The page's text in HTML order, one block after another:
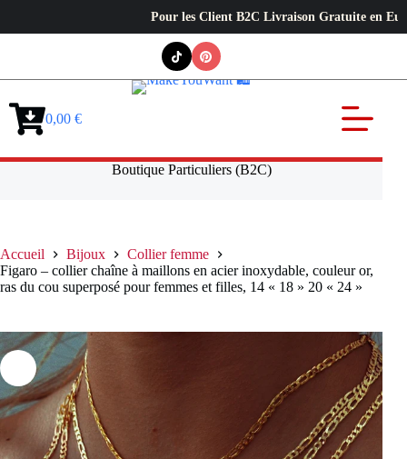
Pour les Client B2C Livraison Gratuite en Europe
Panier0,00 €
Boutique Particuliers (B2C)
Accueil Bijoux
Collier femme
Figaro – collier chaîne à maillons en acier inoxydable, couleur or,
ras du cou superposé pour femmes et filles, 14 « 18 » 20 « 24 »